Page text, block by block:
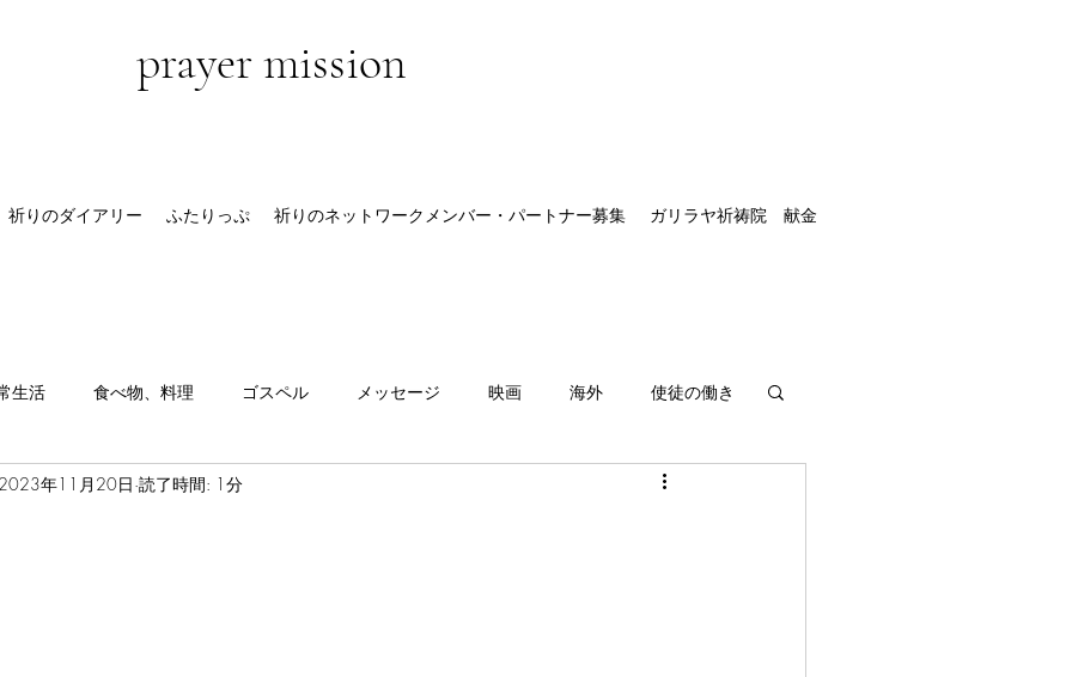
prayer mission
祈りのダイアリー ふたりっぷ 祈りのネットワークメンバー・パートナー募集 ガリラヤ祈祷院 献金
生活 食べ物、料理 ゴスペル メッセージ 映画 海外 使徒の働き
年11月20日 読了時間: 1分